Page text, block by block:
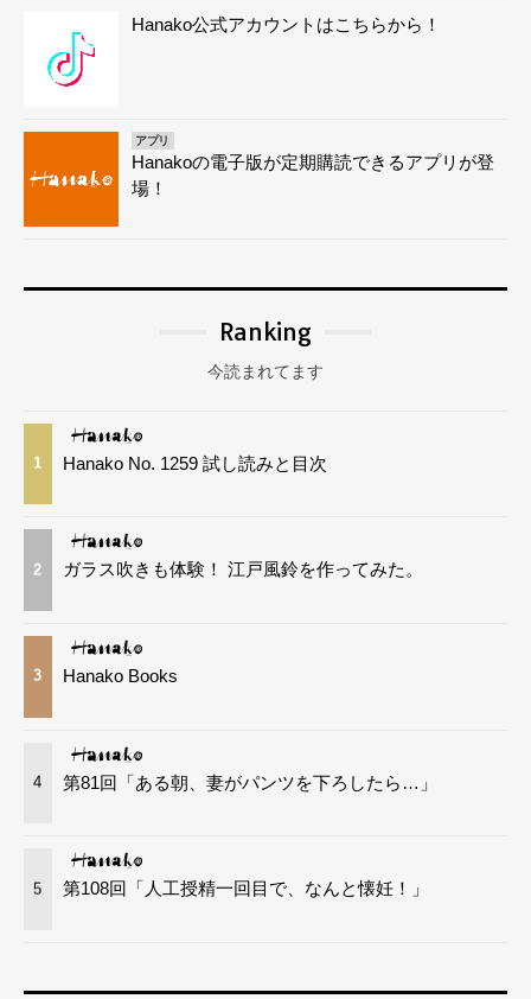
Hanako公式アカウントはこちらから！
アプリ
Hanakoの電子版が定期購読できるアプリが登
場！
Ranking
今読まれてます
1 Hanako No. 1259 試し読みと目次
2 ガラス吹きも体験！ 江戸風鈴を作ってみた。
3 Hanako Books
4 第81回「ある朝、妻がパンツを下ろしたら…」
5 第108回「人工授精一回目で、なんと懐妊！」